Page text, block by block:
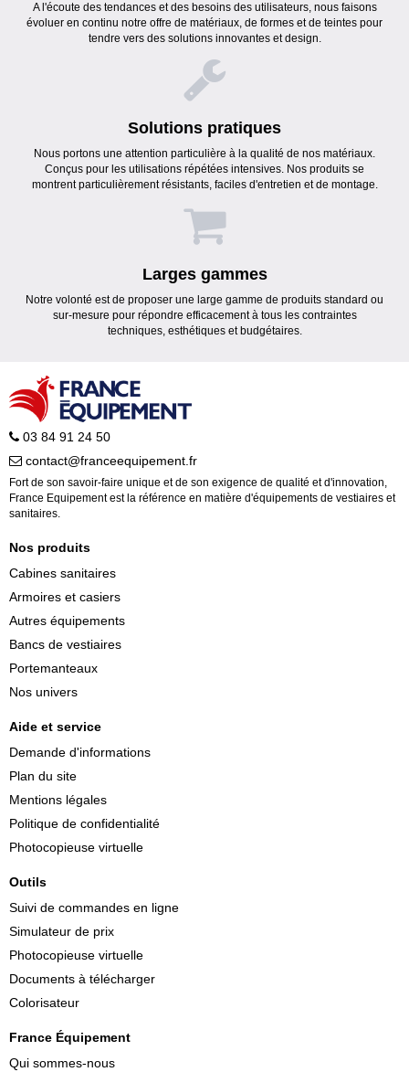
A l'écoute des tendances et des besoins des utilisateurs, nous faisons
évoluer en continu notre offre de matériaux, de formes et de teintes pour
tendre vers des solutions innovantes et design.
Solutions pratiques
Nous portons une attention particulière à la qualité de nos matériaux.
Conçus pour les utilisations répétées intensives. Nos produits se
montrent particulièrement résistants, faciles d'entretien et de montage.
Larges gammes
Notre volonté est de proposer une large gamme de produits standard ou
sur-mesure pour répondre efficacement à tous les contraintes
techniques, esthétiques et budgétaires.
03 84 91 24 50
contact@franceequipement.fr
Fort de son savoir-faire unique et de son exigence de qualité et d'innovation,
France Equipement est la référence en matière d'équipements de vestiaires et
sanitaires.
Nos produits
Cabines sanitaires
Armoires et casiers
Autres équipements
Bancs de vestiaires
Portemanteaux
Nos univers
Aide et service
Demande d'informations
Plan du site
Mentions légales
Politique de confidentialité
Photocopieuse virtuelle
Outils
Suivi de commandes en ligne
Simulateur de prix
Photocopieuse virtuelle
Documents à télécharger
Colorisateur
France Équipement
Qui sommes-nous